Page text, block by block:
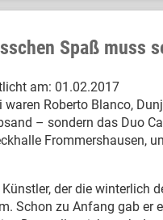
Spaß muss
am: 01.02.2017
waren Roberto Blanco,
– sondern das Duo
Frommershausen,
Künstler, der die winterlich
Schon zu Anfang gab er